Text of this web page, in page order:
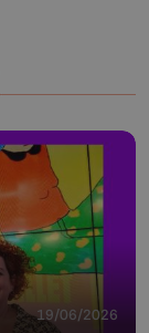
19/06/2026